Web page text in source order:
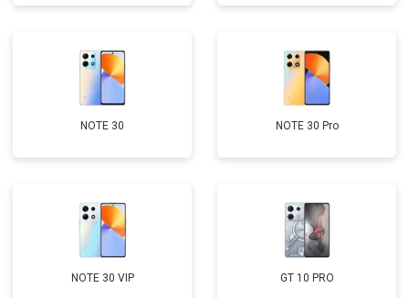
NOTE 30 NOTE 30 Pro
NOTE 30 VIP GT 10 PRO